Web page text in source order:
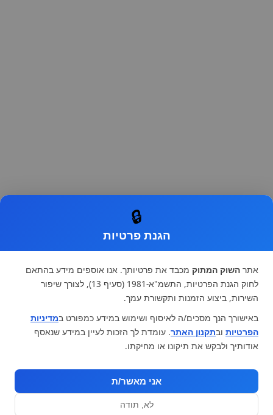
🔒
הגנת פרטיות
אתר השוק המתוק מכבד את פרטיותך. אנו אוספים מידע בהתאם
לחוק הגנת הפרטיות, התשמ"א-1981 (סעיף 13), לצורך שיפור
השירות, ביצוע הזמנות ותקשורת עמך.
באישורך הנך מסכים/ה לאיסוף ושימוש במידע כמפורט במדיניות
הפרטיות ובתקנון האתר. עומדת לך הזכות לעיין במידע שנאסף
אודותיך ולבקש את תיקונו או מחיקתו.
אני מאשר/ת
לא, תודה